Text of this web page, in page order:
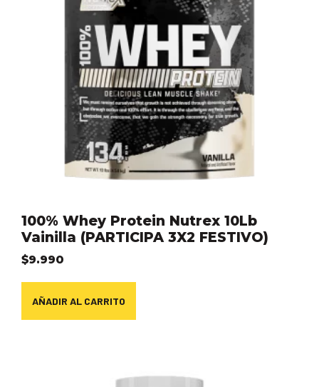
100% Whey Protein Nutrex 10Lb
Vainilla (PARTICIPA 3X2 FESTIVO)
$9.990
AÑADIR AL CARRITO